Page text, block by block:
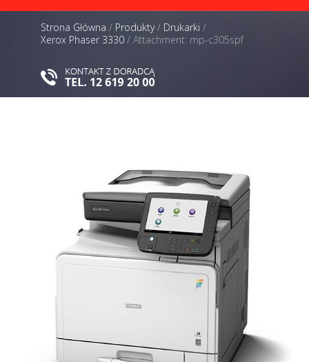
Strona Główna / Produkty/ Drukarki /
Xerox Phaser 3330 / Attachment: mp-c305spf